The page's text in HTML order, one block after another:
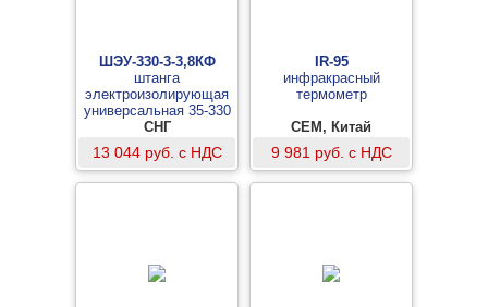
ШЭУ-330-3-3,8КФ
штанга
электроизолирующая
универсальная 35-330
кВ с курсовым
электроизолированным
фонарем VONATEX
СНГ
13 044 руб. с НДС
IR-95
инфракрасный
термометр
CEM, Китай
9 981 руб. с НДС